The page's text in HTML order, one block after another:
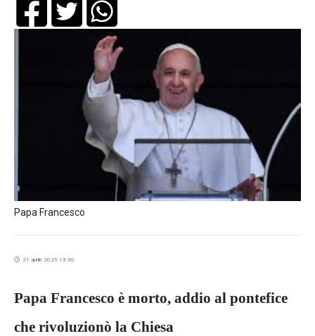
Papa Francesco
21 aprile 2025 13:30
Papa Francesco è morto, addio al pontefice
che rivoluzionò la Chiesa